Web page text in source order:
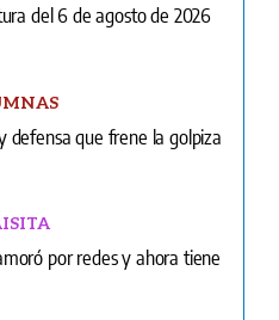
del 6 de agosto de 2026
defensa que frene la golpiza
por redes y ahora tiene